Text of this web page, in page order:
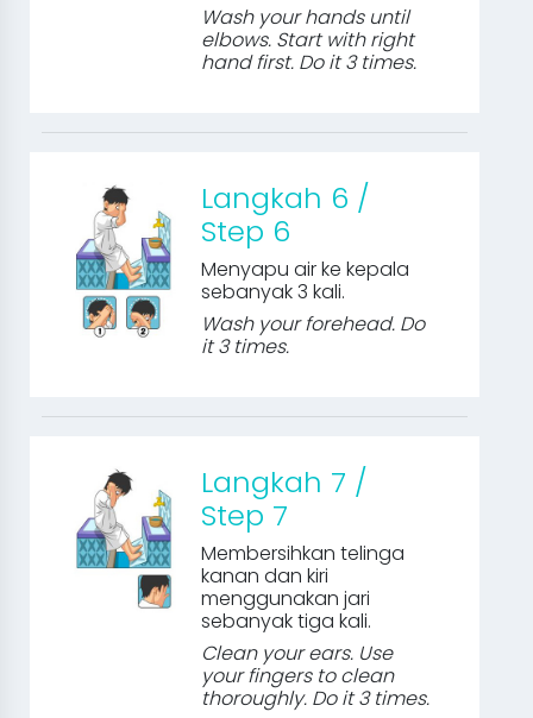
Wash your hands until
elbows. Start with right
hand first. Do it 3 times.
Langkah 6 /
Step 6
Menyapu air ke kepala
sebanyak 3 kali.
Wash your forehead. Do
it 3 times.
Langkah 7 /
Step 7
Membersihkan telinga
kanan dan kiri
menggunakan jari
sebanyak tiga kali.
Clean your ears. Use
your fingers to clean
thoroughly. Do it 3 times.